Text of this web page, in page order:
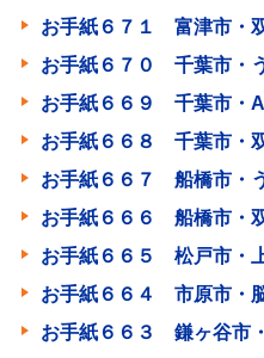
お手紙６７１ 富津市・
お手紙６７０ 千葉市・
お手紙６６９ 千葉市・
お手紙６６８ 千葉市・
お手紙６６７ 船橋市・
お手紙６６６ 船橋市・
お手紙６６５ 松戸市・
お手紙６６４ 市原市・
お手紙６６３ 鎌ヶ谷市